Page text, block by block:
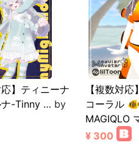
応】ティニーナ
ナ-Tinny … by
【複数対
コーラル
MAGIQLO
¥ 300